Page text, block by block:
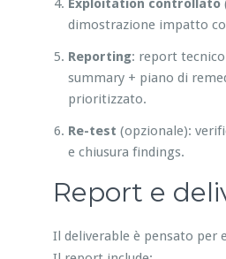
Exploitation controllato
dimostrazione impatto
Reporting: report
summary + piano di
prioritizzato.
Re-test (opzionale):
e chiusura findings.
Report e
Il deliverable è pensato per